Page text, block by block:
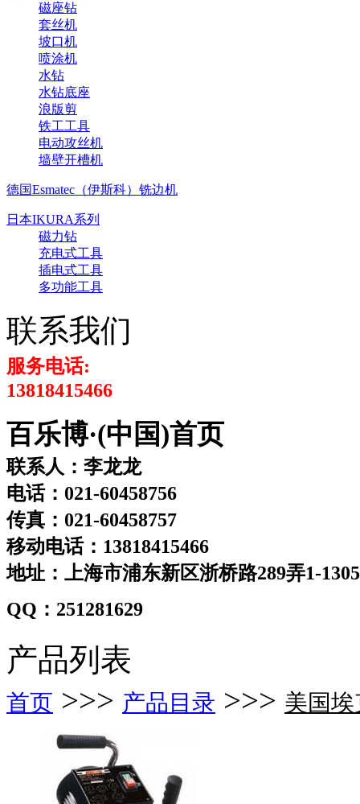
磁座钻
套丝机
坡口机
喷涂机
水钻
水钻底座
浪版剪
铁工工具
电动攻丝机
墙壁开槽机
德国Esmatec（伊斯科）铣边机
日本IKURA系列
磁力钻
充电式工具
插电式工具
多功能工具
联系我们
服务电话:
13818415466
百乐博·(中国)首页
联系人：李龙龙
电话：021-60458756
传真：021-60458757
移动电话：13818415466
地址：上海市浦东新区浙桥路289弄1-
QQ：251281629
产品列表
首页 >>> 产品目录 >>> 美国